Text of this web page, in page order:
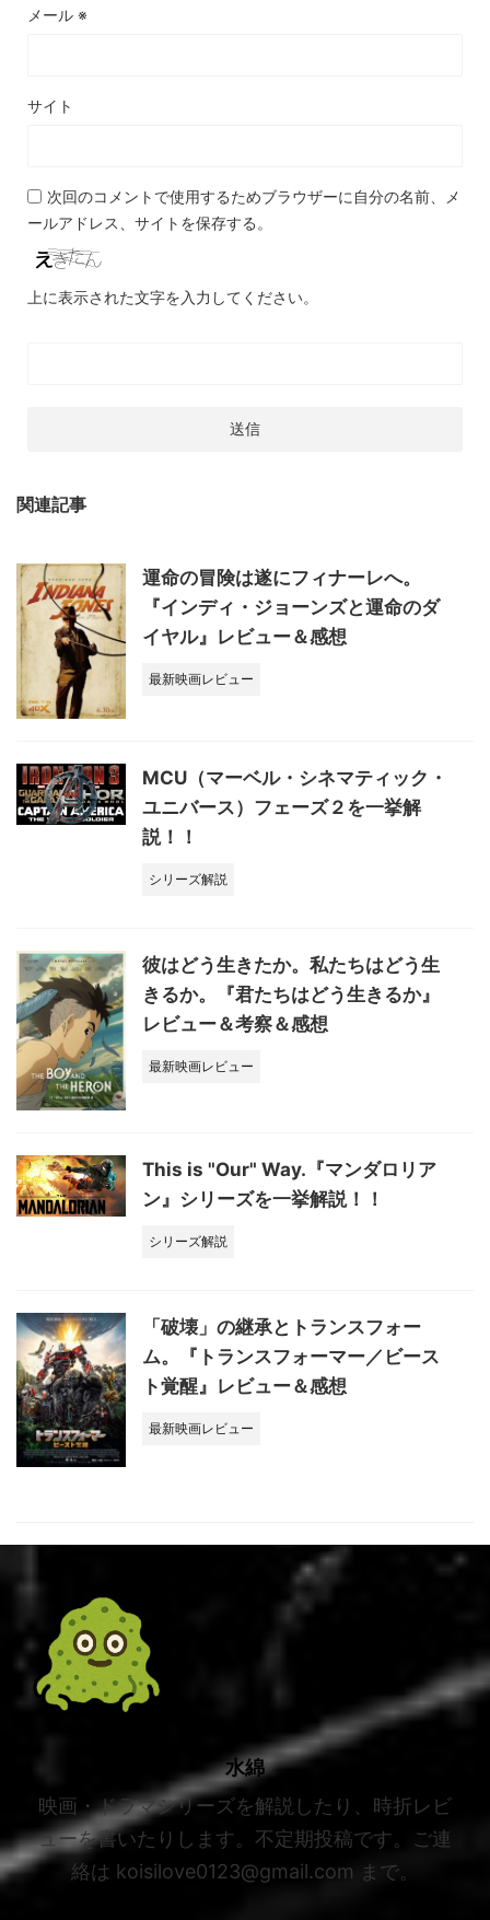
メール ※
サイト
次回のコメントで使用するためブラウザーに自分の名前、メ
ールアドレス、サイトを保存する。
上に表示された文字を入力してください。
関連記事
運命の冒険は遂にフィナーレへ。
『インディ・ジョーンズと運命のダ
イヤル』レビュー＆感想
最新映画レビュー
MCU（マーベル・シネマティック・
ユニバース）フェーズ２を一挙解
説！！
シリーズ解説
彼はどう生きたか。私たちはどう生
きるか。『君たちはどう生きるか』
レビュー＆考察＆感想
最新映画レビュー
This is "Our" Way.『マンダロリア
ン』シリーズを一挙解説！！
シリーズ解説
「破壊」の継承とトランスフォー
ム。『トランスフォーマー／ビース
ト覚醒』レビュー＆感想
最新映画レビュー
水綿
映画・ドラマシリーズを解説したり、時折レビ
ューを書いたりします。不定期投稿です。ご連
絡は koisilove0123@gmail.com まで。